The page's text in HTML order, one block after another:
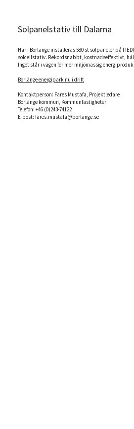
Solpanelstativ till Dalarna
Här i Borlänge installeras 580 st solpaneler på
solcellstativ. Rekordsnabbt, kostnadseffektivt,
Inget står i vägen för mer miljömässig
Borlänge energipark nu i drift
‭Kontaktperson:‬ Fares Mustafa,‬‭ Projektledare‬
‭Borlänge kommun, Kommunfastigheter‬
Telefon:‬‭ +46 (0)243-74122‬
‭E-post:‬‭ fares.mustafa@borlange.se